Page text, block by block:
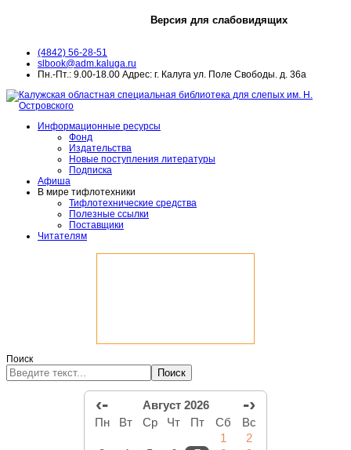
Версия для слабовидящих
(4842) 56-28-51
slbook@adm.kaluga.ru
Пн.-Пт.: 9.00-18.00 Адрес: г. Калуга ул. Поле Свободы. д. 36а
Информационные ресурсы
Фонд
Издательства
Новые поступления литературы
Подписка
Афиша
В мире тифлотехники
Тифлотехнические средства
Полезные ссылки
Поставщики
Читателям
Поиск
Поиск
‹- Август 2026 -›
Пн Вт Ср Чт Пт Сб
Вс
1
2